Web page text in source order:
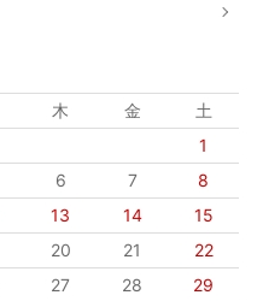
木 金
土
1
6 7
8
13 14
15
20 21
22
27 28
29